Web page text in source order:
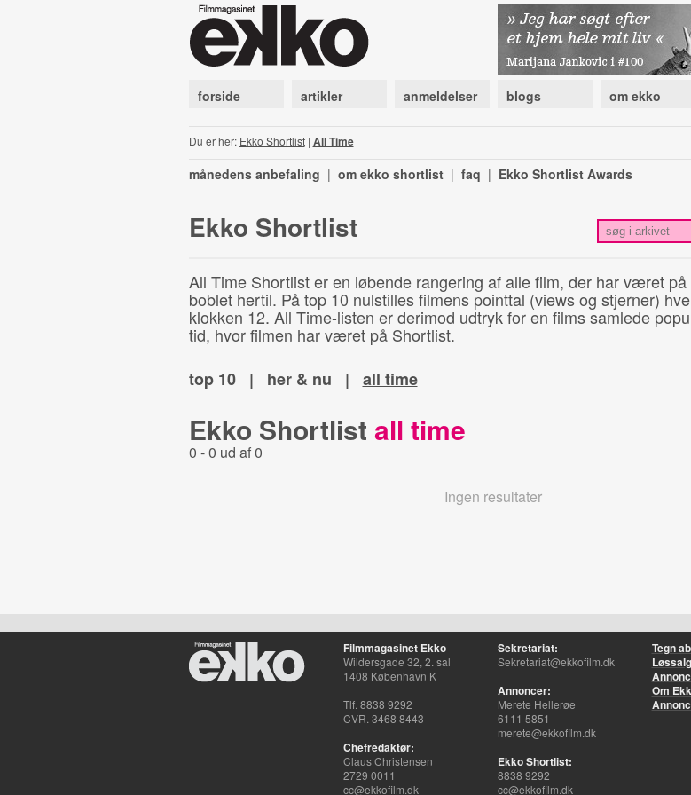
forside artikler anmeldelser blogs om ekko
Du er her: Ekko Shortlist| All Time
månedens anbefaling | om ekko shortlist | faq | Ekko Shortlist Awards
Ekko Shortlist
All Time Shortlist er en løbende rangering af alle film, der har været
boblet hertil. På top 10 nulstilles filmens pointtal (views og stjerner)
klokken 12. All Time-listen er derimod udtryk for en films samlede
tid, hvor filmen har været på Shortlist.
top 10
| her & nu | all time
Ekko Shortlist all time
0 - 0 ud af 0
Ingen resultater
Filmmagasinet Ekko
Wildersgade 32, 2. sal
1408 København K
Tlf. 8838 9292
CVR. 3468 8443
Chefredaktør:
Claus Christensen
2729 0011
cc@ekkofilm.dk
Sekretariat:
Sekretariat@ekkofilm.dk
Annoncer:
Merete Hellerøe
6111 5851
merete@ekkofilm.dk
Ekko Shortlist:
8838 9292
cc@ekkofilm.dk
Tegn
Om